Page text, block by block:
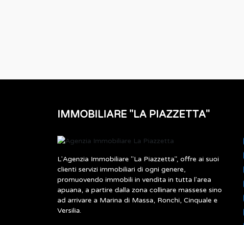
IMMOBILIARE "LA PIAZZETTA"
L'Agenzia Immobiliare "La Piazzetta", offre ai suoi
clienti servizi immobiliari di ogni genere,
promuovendo immobili in vendita in tutta l'area
apuana, a partire dalla zona collinare massese sino
ad arrivare a Marina di Massa, Ronchi, Cinquale e
Versilia.